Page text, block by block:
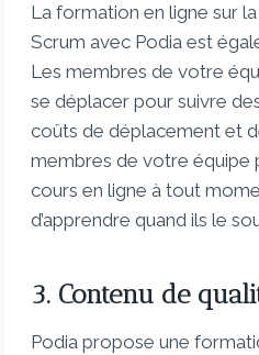
La formation en ligne sur
Scrum avec Podia est
Les membres de votre
se déplacer pour suivre
coûts de déplacement et
membres de votre équipe
cours en ligne à tout
d’apprendre quand ils le
3. Contenu de
Podia propose une